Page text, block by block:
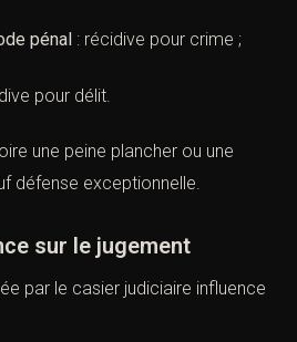
pénal : récidive pour crime ;
pour délit.
une peine plancher ou une
défense exceptionnelle.
sur le jugement
par le casier judiciaire influence